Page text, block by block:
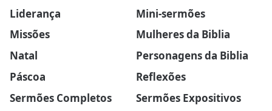
Liderança
Mini-sermões
Missões
Mulheres da Biblia
Natal
Personagens da Biblia
Páscoa
Reflexões
Sermões Completos
Sermões Expositivos